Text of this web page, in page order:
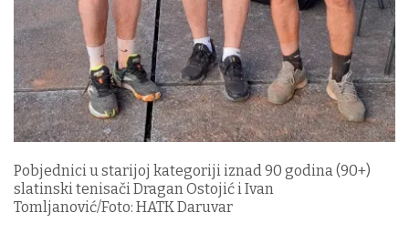
Pobjednici u starijoj kategoriji iznad 90 godina (90+)
slatinski tenisači Dragan Ostojić i Ivan
Tomljanović/Foto: HATK Daruvar